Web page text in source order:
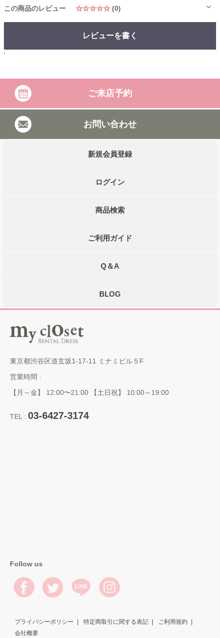
この商品のレビュー ☆☆☆☆☆ (0)
レビューを書く
'
ご来店予約
お問い合わせ
新規会員登録
ログイン
商品検索
ご利用ガイド
Q＆A
BLOG
東京都渋谷区道玄坂1-17-11 ミナミビル５F
営業時間 :
【月～金】 12:00〜21:00 【土日祝】 10:00～19:00
TEL : 03-6427-3174
Follow us
プライバシーポリシー 特定商取引に関する表記
ご利用規約
会社概要